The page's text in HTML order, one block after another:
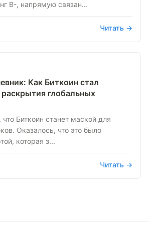
B-, напрямую связан...
Читать →
Как Биткоин стал
глобальных
что Биткоин станет маской для
Оказалось, что это было
которая з...
Читать →